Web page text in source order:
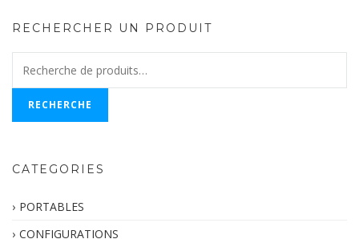
RECHERCHER UN PRODUIT
RECHERCHE
CATEGORIES
PORTABLES
CONFIGURATIONS